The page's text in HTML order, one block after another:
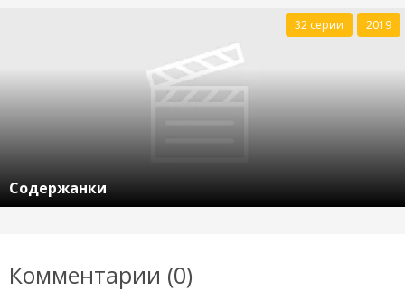
Содержанки
32 серии 2019
Комментарии (0)